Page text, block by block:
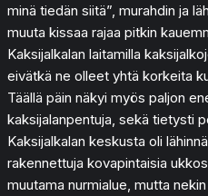
minä tiedän siitä”, murahdin ja
muuta kissaa rajaa pitkin
Kaksijalkalan laitamilla
eivätkä ne olleet yhtä korkeita
Täällä päin näkyi myös paljon
kaksijalanpentuja, sekä tietysti
Kaksijalkalan keskusta oli
rakennettuja kovapintaisia
muutama nurmialue, mutta